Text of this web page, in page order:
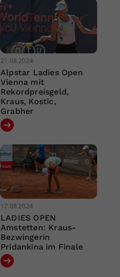
21.08.2024
Alpstar Ladies Open
Vienna mit
Rekordpreisgeld,
Kraus, Kostic,
Grabher
17.08.2024
LADIES OPEN
Amstetten: Kraus-
Bezwingerin
Pridankina im Finale